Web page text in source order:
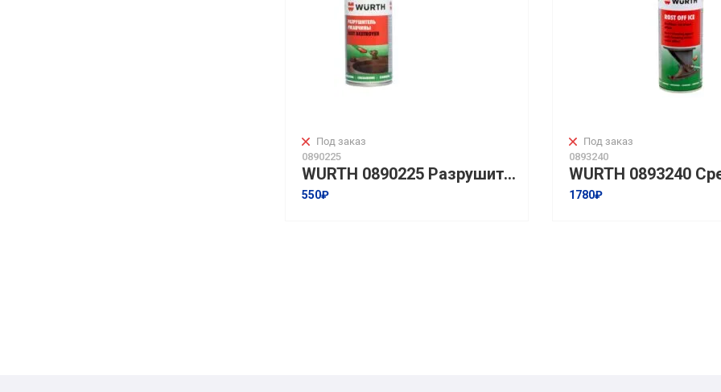
Под заказ
0890225
WURTH 0890225 Разрушитель ржавчины Rust Destroyer 400мл
550₽
Под заказ
0893240
1780₽